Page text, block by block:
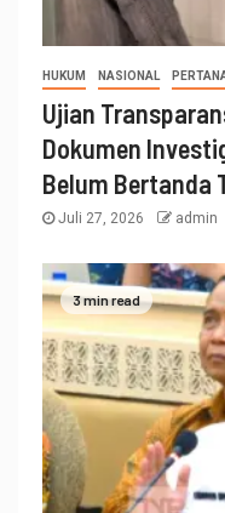
HUKUM NASIONAL
Ujian
Dokumen
Belum Bertanda
Juli 27, 2026 admin
3 min read